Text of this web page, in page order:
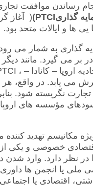
به فرجام رساندن موافقت
گذاری(PTCI
)
آغاز
ها و ایالات متحد بود.
گذاری به شمار می
بر می گیرد. مانند
اروپا – کانادا – ،
یابد. در واقع، هر
نگریسته شود.
مؤسسه های اروپا
مکانیسم تهدید
خصوصی و یکی
در نظر دارد. وارد
ملی یا انجمن ها داوری
اقتصادی یا اجتماعی